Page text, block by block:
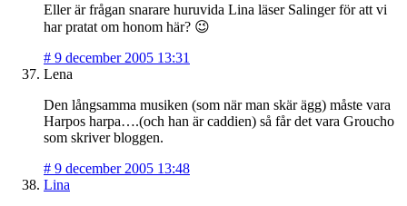
Eller är frågan snarare huruvida Lina läser Salinger för att vi
har pratat om honom här? 😉
# 9 december 2005 13:31
Lena
Den långsamma musiken (som när man skär ägg) måste vara
Harpos harpa….(och han är caddien) så får det vara Groucho
som skriver bloggen.
# 9 december 2005 13:48
Lina